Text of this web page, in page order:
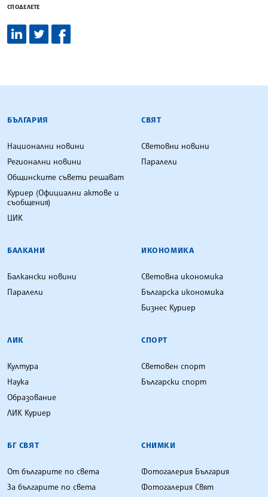
СПОДЕЛЕТЕ
БЪЛГАРСКА ТЕЛЕГРАФНА АГЕНЦИЯ
БЪЛГАРИЯ
Национални новини
Регионални новини
Общинските съвети решават
Куриер (Официални актове и
съобщения)
ЦИК
СВЯТ
Световни новини
Паралели
БАЛКАНИ
Балкански новини
Паралели
ИКОНОМИКА
Световна икономика
Българска икономика
Бизнес Куриер
ЛИК
Култура
Наука
Образование
ЛИК Куриер
СПОРТ
Световен спорт
Български спорт
БГ СВЯТ
От българите по света
За българите по света
СНИМКИ
Фотогалерия България
Фотогалерия Свят